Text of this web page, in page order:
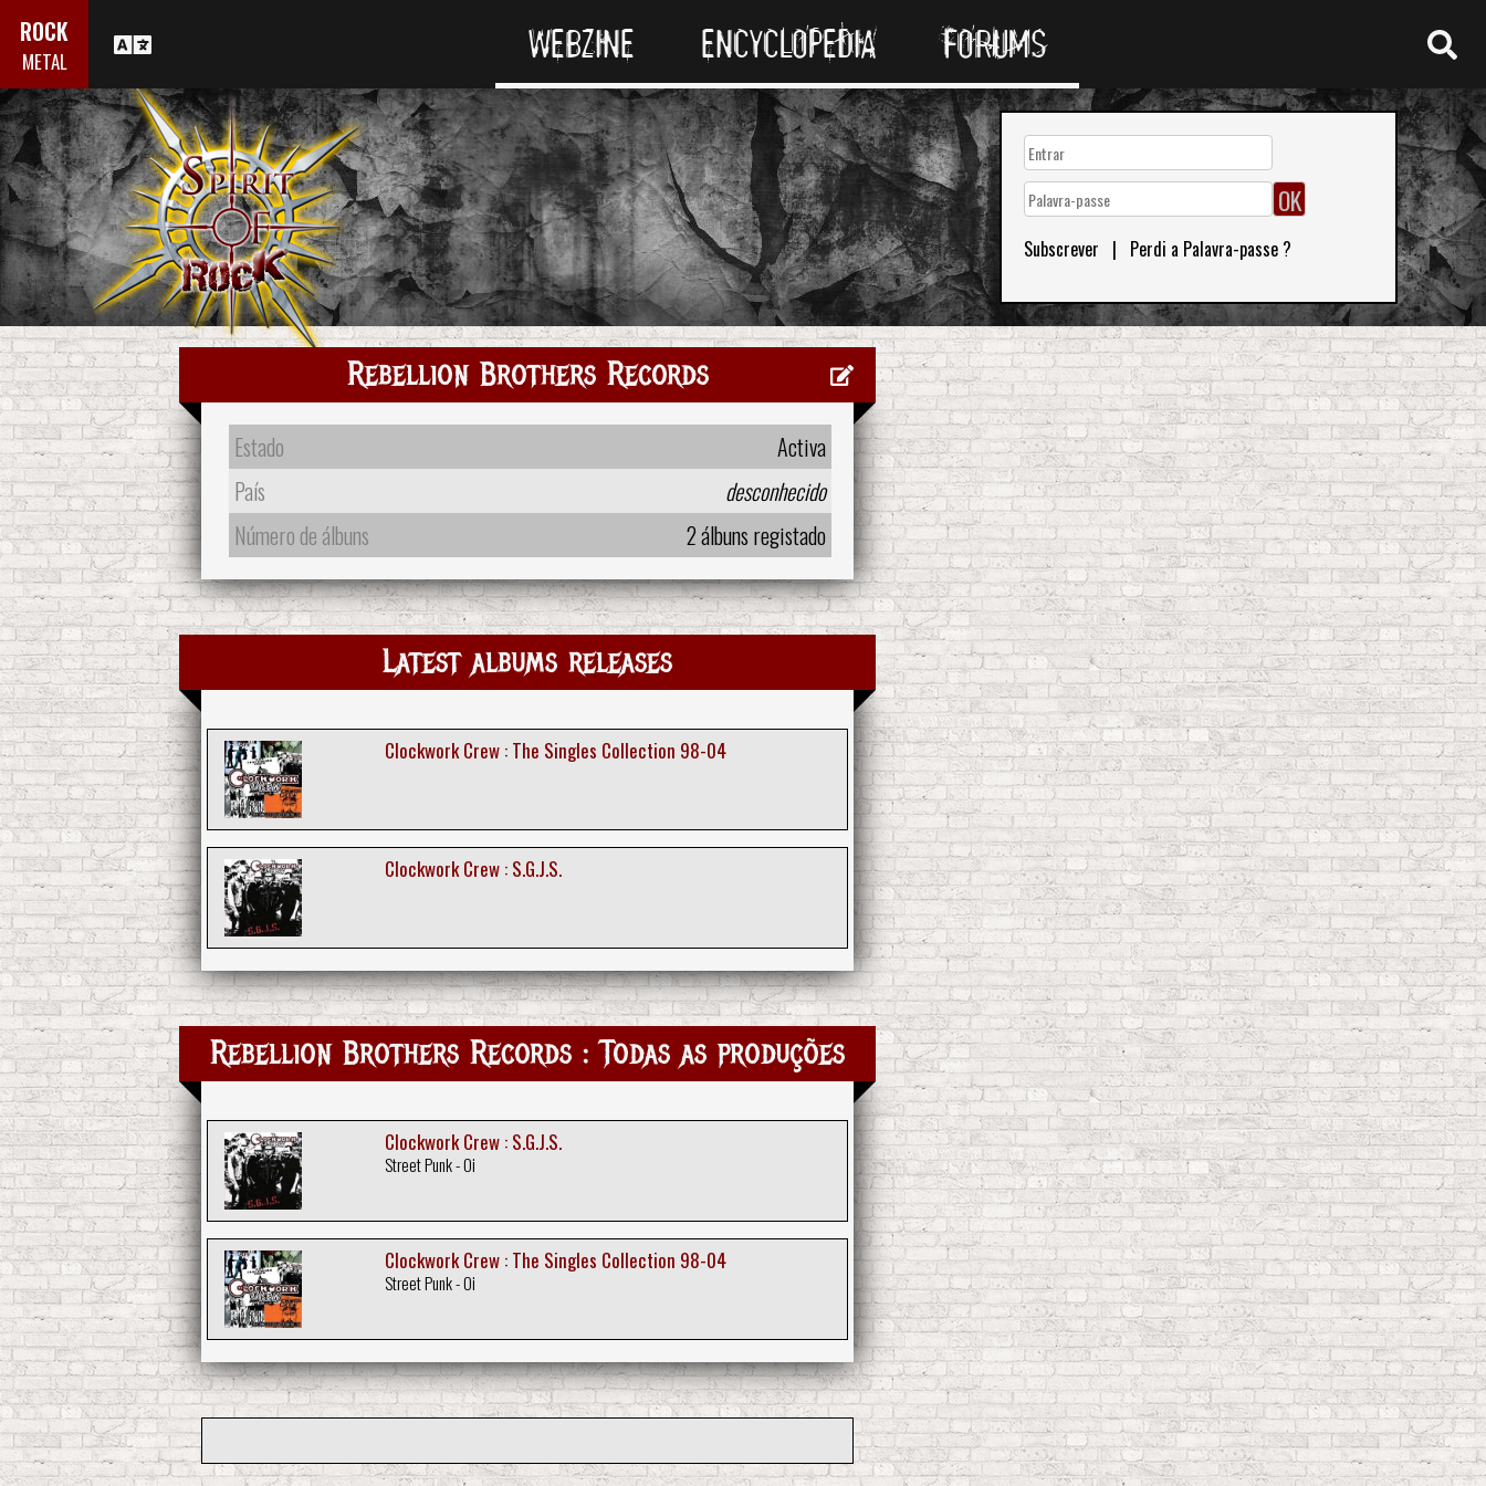
ROCK
METAL WEBZINE ENCYCLOPEDIA FORUMS
Subscrever | Perdi a Palavra-passe ?
Rebellion Brothers Records
Estado
Activa
País
desconhecido
Número de álbuns
2 álbuns registado
Latest albums releases
Clockwork Crew : The Singles Collection 98-04
Clockwork Crew : S.G.J.S.
Rebellion Brothers Records : Todas as produções
Clockwork Crew : S.G.J.S.
Street Punk - Oi
Clockwork Crew : The Singles Collection 98-04
Street Punk - Oi